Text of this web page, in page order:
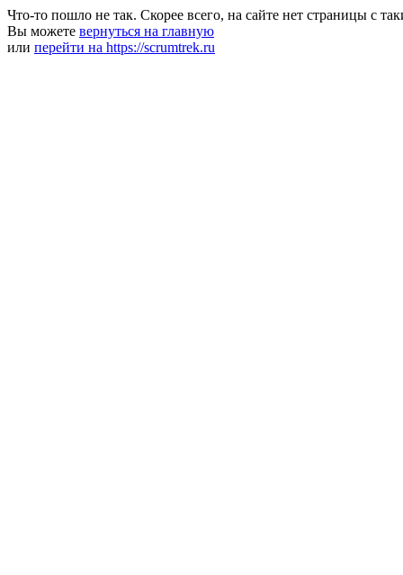
Что-то пошло не так. Скорее всего, на сайте нет страницы с
Вы можете вернуться на главную
или перейти на https://scrumtrek.ru